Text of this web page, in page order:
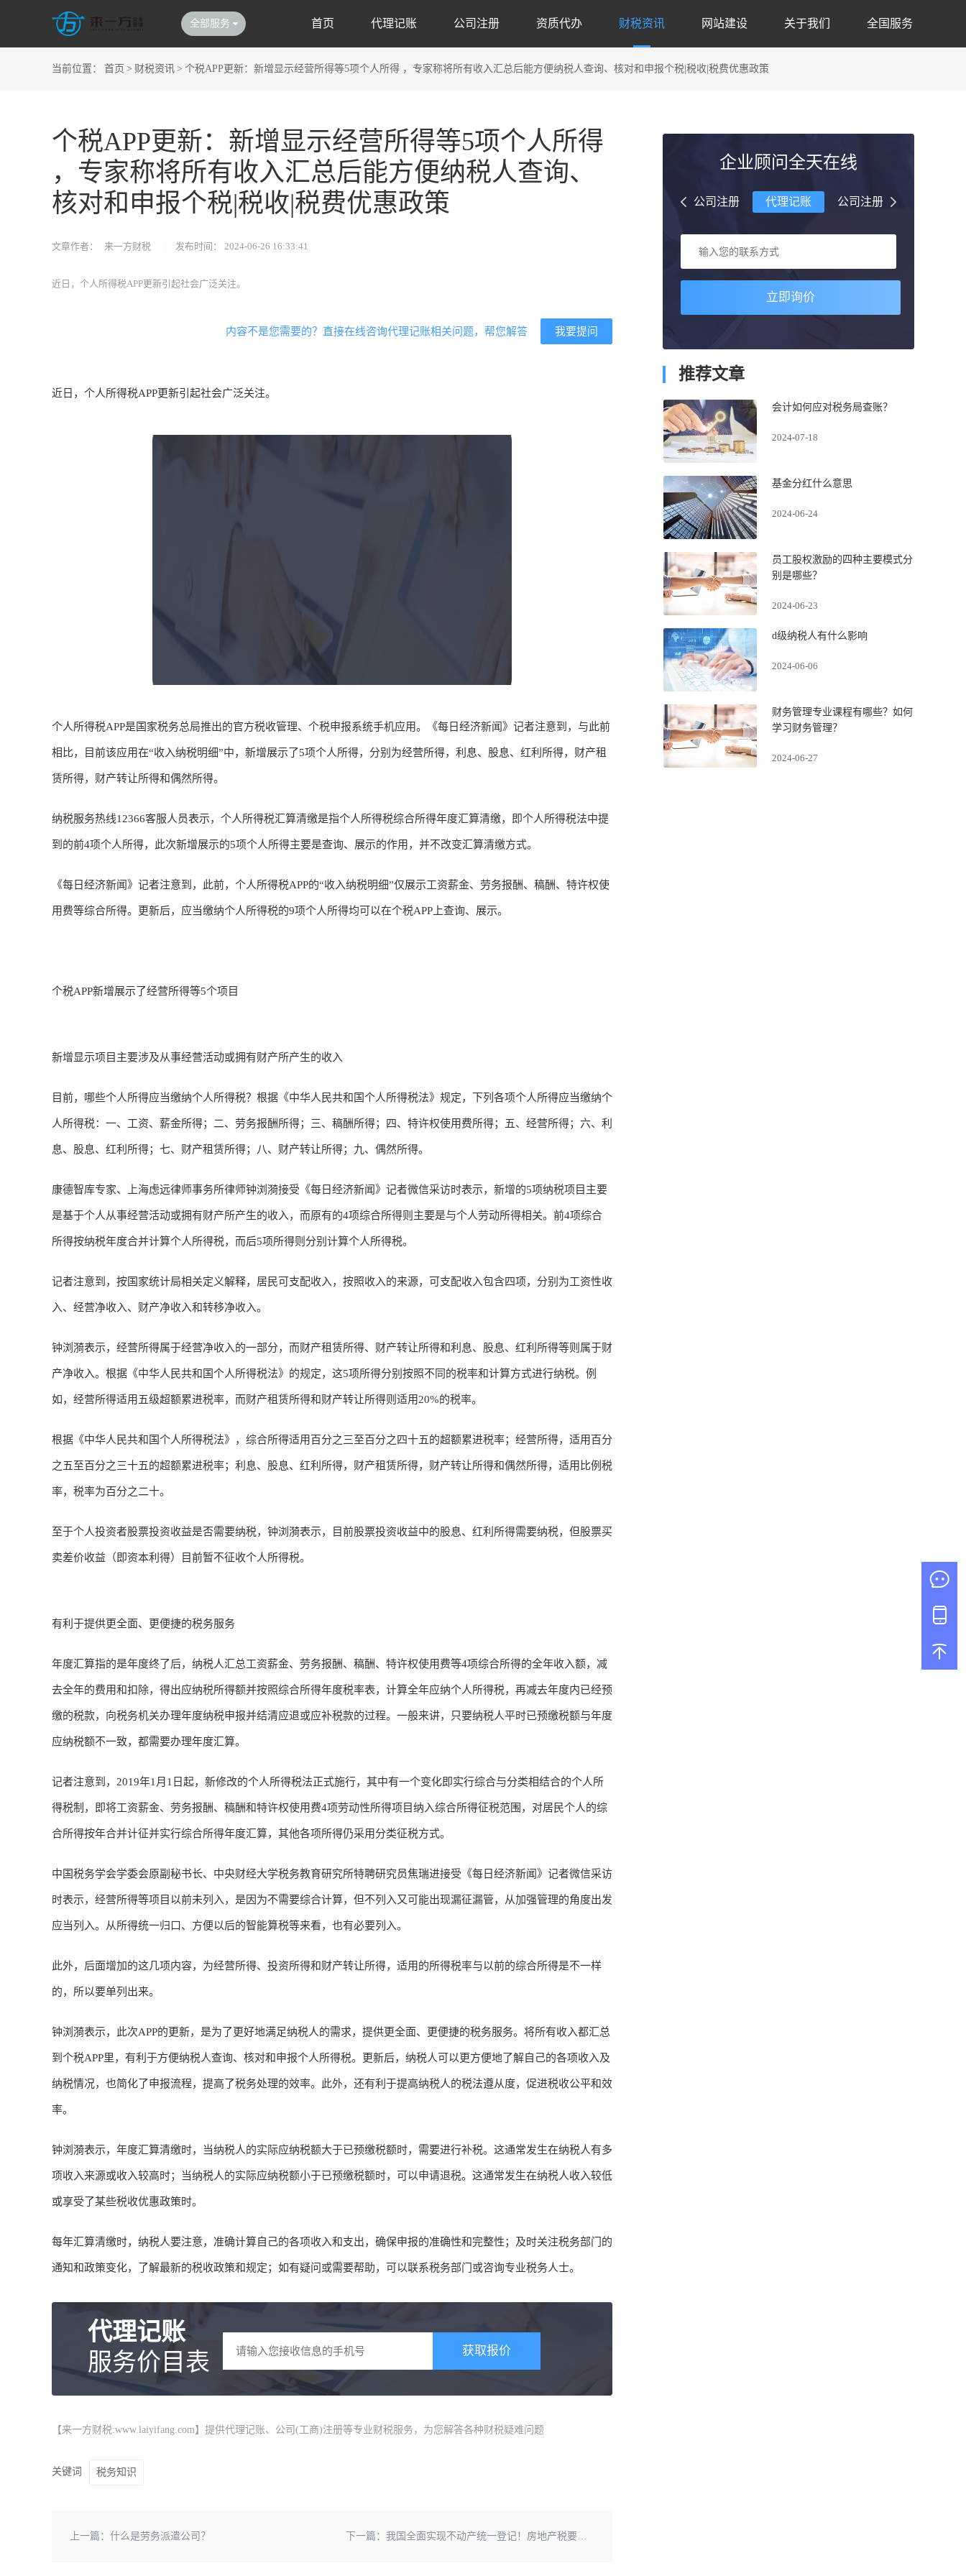
全部服务 首页 代理记账 公司注册 资质代办 财税资讯 网站建设 关于我们 全国服务
当前位置： 首页 > 财税资讯 > 个税APP更新：新增显示经营所得等5项个人所得 ，专家称将所有收入汇总后能方便纳税人查询、核对和申报个税|税收|税费优惠政策
个税APP更新：新增显示经营所得等5项个人所得
，专家称将所有收入汇总后能方便纳税人查询、
核对和申报个税|税收|税费优惠政策
文章作者： 来一方财税 发布时间： 2024-06-26 16:33:41
近日，个人所得税APP更新引起社会广泛关注。
我要提问
内容不是您需要的？直接在线咨询代理记账相关问题，帮您解答
近日，个人所得税APP更新引起社会广泛关注。
个人所得税APP是国家税务总局推出的官方税收管理、个税申报系统手机应用。《每日经济新闻》记者注意到，与此前
相比，目前该应用在“收入纳税明细”中，新增展示了5项个人所得，分别为经营所得，利息、股息、红利所得，财产租
赁所得，财产转让所得和偶然所得。
纳税服务热线12366客服人员表示，个人所得税汇算清缴是指个人所得税综合所得年度汇算清缴，即个人所得税法中提
到的前4项个人所得，此次新增展示的5项个人所得主要是查询、展示的作用，并不改变汇算清缴方式。
《每日经济新闻》记者注意到，此前，个人所得税APP的“收入纳税明细”仅展示工资薪金、劳务报酬、稿酬、特许权使
用费等综合所得。更新后，应当缴纳个人所得税的9项个人所得均可以在个税APP上查询、展示。
个税APP新增展示了经营所得等5个项目
新增显示项目主要涉及从事经营活动或拥有财产所产生的收入
目前，哪些个人所得应当缴纳个人所得税？根据《中华人民共和国个人所得税法》规定，下列各项个人所得应当缴纳个
人所得税：一、工资、薪金所得；二、劳务报酬所得；三、稿酬所得；四、特许权使用费所得；五、经营所得；六、利
息、股息、红利所得；七、财产租赁所得；八、财产转让所得；九、偶然所得。
康德智库专家、上海虑远律师事务所律师钟浏漪接受《每日经济新闻》记者微信采访时表示，新增的5项纳税项目主要
是基于个人从事经营活动或拥有财产所产生的收入，而原有的4项综合所得则主要是与个人劳动所得相关。前4项综合
所得按纳税年度合并计算个人所得税，而后5项所得则分别计算个人所得税。
记者注意到，按国家统计局相关定义解释，居民可支配收入，按照收入的来源，可支配收入包含四项，分别为工资性收
入、经营净收入、财产净收入和转移净收入。
钟浏漪表示，经营所得属于经营净收入的一部分，而财产租赁所得、财产转让所得和利息、股息、红利所得等则属于财
产净收入。根据《中华人民共和国个人所得税法》的规定，这5项所得分别按照不同的税率和计算方式进行纳税。例
如，经营所得适用五级超额累进税率，而财产租赁所得和财产转让所得则适用20%的税率。
根据《中华人民共和国个人所得税法》，综合所得适用百分之三至百分之四十五的超额累进税率；经营所得，适用百分
之五至百分之三十五的超额累进税率；利息、股息、红利所得，财产租赁所得，财产转让所得和偶然所得，适用比例税
率，税率为百分之二十。
至于个人投资者股票投资收益是否需要纳税，钟浏漪表示，目前股票投资收益中的股息、红利所得需要纳税，但股票买
卖差价收益（即资本利得）目前暂不征收个人所得税。
有利于提供更全面、更便捷的税务服务
年度汇算指的是年度终了后，纳税人汇总工资薪金、劳务报酬、稿酬、特许权使用费等4项综合所得的全年收入额，减
去全年的费用和扣除，得出应纳税所得额并按照综合所得年度税率表，计算全年应纳个人所得税，再减去年度内已经预
缴的税款，向税务机关办理年度纳税申报并结清应退或应补税款的过程。一般来讲，只要纳税人平时已预缴税额与年度
应纳税额不一致，都需要办理年度汇算。
记者注意到，2019年1月1日起，新修改的个人所得税法正式施行，其中有一个变化即实行综合与分类相结合的个人所
得税制，即将工资薪金、劳务报酬、稿酬和特许权使用费4项劳动性所得项目纳入综合所得征税范围，对居民个人的综
合所得按年合并计征并实行综合所得年度汇算，其他各项所得仍采用分类征税方式。
中国税务学会学委会原副秘书长、中央财经大学税务教育研究所特聘研究员焦瑞进接受《每日经济新闻》记者微信采访
时表示，经营所得等项目以前未列入，是因为不需要综合计算，但不列入又可能出现漏征漏管，从加强管理的角度出发
应当列入。从所得统一归口、方便以后的智能算税等来看，也有必要列入。
此外，后面增加的这几项内容，为经营所得、投资所得和财产转让所得，适用的所得税率与以前的综合所得是不一样
的，所以要单列出来。
钟浏漪表示，此次APP的更新，是为了更好地满足纳税人的需求，提供更全面、更便捷的税务服务。将所有收入都汇总
到个税APP里，有利于方便纳税人查询、核对和申报个人所得税。更新后，纳税人可以更方便地了解自己的各项收入及
纳税情况，也简化了申报流程，提高了税务处理的效率。此外，还有利于提高纳税人的税法遵从度，促进税收公平和效
率。
钟浏漪表示，年度汇算清缴时，当纳税人的实际应纳税额大于已预缴税额时，需要进行补税。这通常发生在纳税人有多
项收入来源或收入较高时；当纳税人的实际应纳税额小于已预缴税额时，可以申请退税。这通常发生在纳税人收入较低
或享受了某些税收优惠政策时。
每年汇算清缴时，纳税人要注意，准确计算自己的各项收入和支出，确保申报的准确性和完整性；及时关注税务部门的
通知和政策变化，了解最新的税收政策和规定；如有疑问或需要帮助，可以联系税务部门或咨询专业税务人士。
代理记账
服务价目表
获取报价
【来一方财税:www.laiyifang.com】提供代理记账、公司(工商)注册等专业财税服务，为您解答各种财税疑难问题
关键词 税务知识
上一篇： 什么是劳务派遣公司？ 下一篇： 我国全面实现不动产统一登记！房地产税要来了？贵州茅台单季净利首次突破200亿！被吸收合并，这家银行宣告解散！
企业顾问全天在线
公司注册 代理记账 公司注册
立即询价
推荐文章
会计如何应对税务局查账？
2024-07-18
基金分红什么意思
2024-06-24
员工股权激励的四种主要模式分
别是哪些？
2024-06-23
d级纳税人有什么影响
2024-06-06
财务管理专业课程有哪些？如何
学习财务管理？
2024-06-27